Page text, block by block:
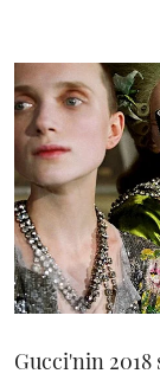
Gucci'nin 2018